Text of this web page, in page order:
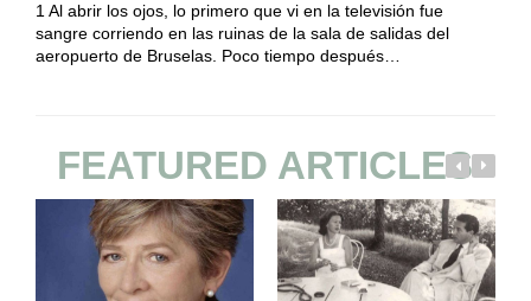
1 Al abrir los ojos, lo primero que vi en la televisión fue
sangre corriendo en las ruinas de la sala de salidas del
aeropuerto de Bruselas. Poco tiempo después…
FEATURED ARTICLES